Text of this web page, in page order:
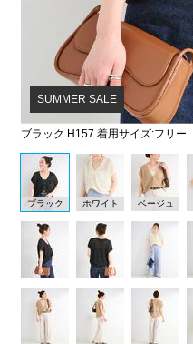
ブラック H157 着用サイズ:フリー
SUMMER SALE
ブラック ホワイト ベージュ